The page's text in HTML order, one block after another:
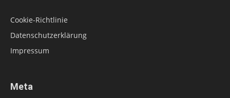
Cookie-Richtlinie
Datenschutzerklärung
Impressum
Meta